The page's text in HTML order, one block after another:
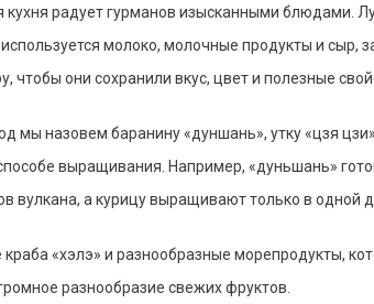
кухня радует гурманов изысканными блюдами.
молоко, молочные продукты и
чтобы они сохранили вкус, цвет и полезные
мы назовем баранину «дуншань», утку «цзя
выращивания. Например, «дуньшань»
вулкана, а курицу выращивают только в одной
краба «хэлэ» и разнообразные морепродукты,
разнообразие свежих фруктов.